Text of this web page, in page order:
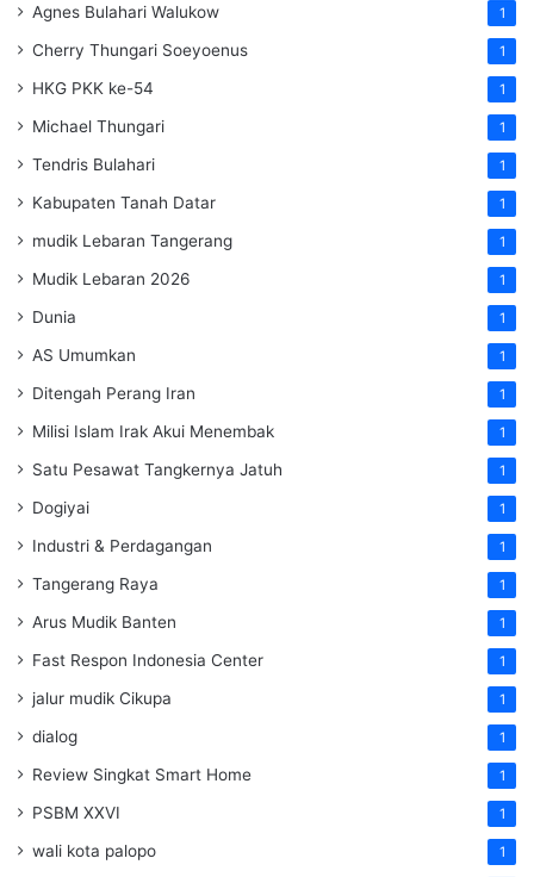
Agnes Bulahari Walukow 1
Cherry Thungari Soeyoenus 1
HKG PKK ke-54 1
Michael Thungari 1
Tendris Bulahari 1
Kabupaten Tanah Datar 1
mudik Lebaran Tangerang 1
Mudik Lebaran 2026 1
Dunia 1
AS Umumkan 1
Ditengah Perang Iran 1
Milisi Islam Irak Akui Menembak 1
Satu Pesawat Tangkernya Jatuh 1
Dogiyai 1
Industri & Perdagangan 1
Tangerang Raya 1
Arus Mudik Banten 1
Fast Respon Indonesia Center 1
jalur mudik Cikupa 1
dialog 1
Review Singkat Smart Home 1
PSBM XXVI 1
wali kota palopo 1